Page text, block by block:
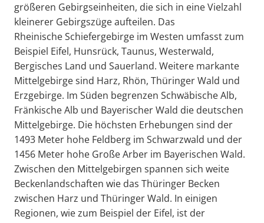
größeren Gebirgseinheiten, die sich in eine Vielzahl
kleinerer Gebirgszüge aufteilen. Das
Rheinische Schiefergebirge im Westen umfasst zum
Beispiel Eifel, Hunsrück, Taunus, Westerwald,
Bergisches Land und Sauerland. Weitere markante
Mittelgebirge sind Harz, Rhön, Thüringer Wald und
Erzgebirge. Im Süden begrenzen Schwäbische Alb,
Fränkische Alb und Bayerischer Wald die deutschen
Mittelgebirge. Die höchsten Erhebungen sind der
1493 Meter hohe Feldberg im Schwarzwald und der
1456 Meter hohe Große Arber im Bayerischen Wald.
Zwischen den Mittelgebirgen spannen sich weite
Beckenlandschaften wie das Thüringer Becken
zwischen Harz und Thüringer Wald. In einigen
Regionen, wie zum Beispiel der Eifel, ist der